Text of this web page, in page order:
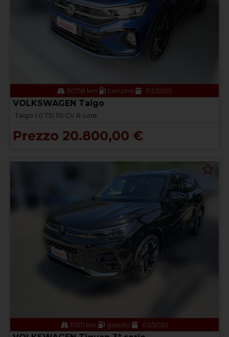
30718 km benzina 03/2025
VOLKSWAGEN Taigo
Taigo 1.0 TSI 115 CV R-Line
Prezzo 20.800,00 €
10211 km gasolio 03/2025